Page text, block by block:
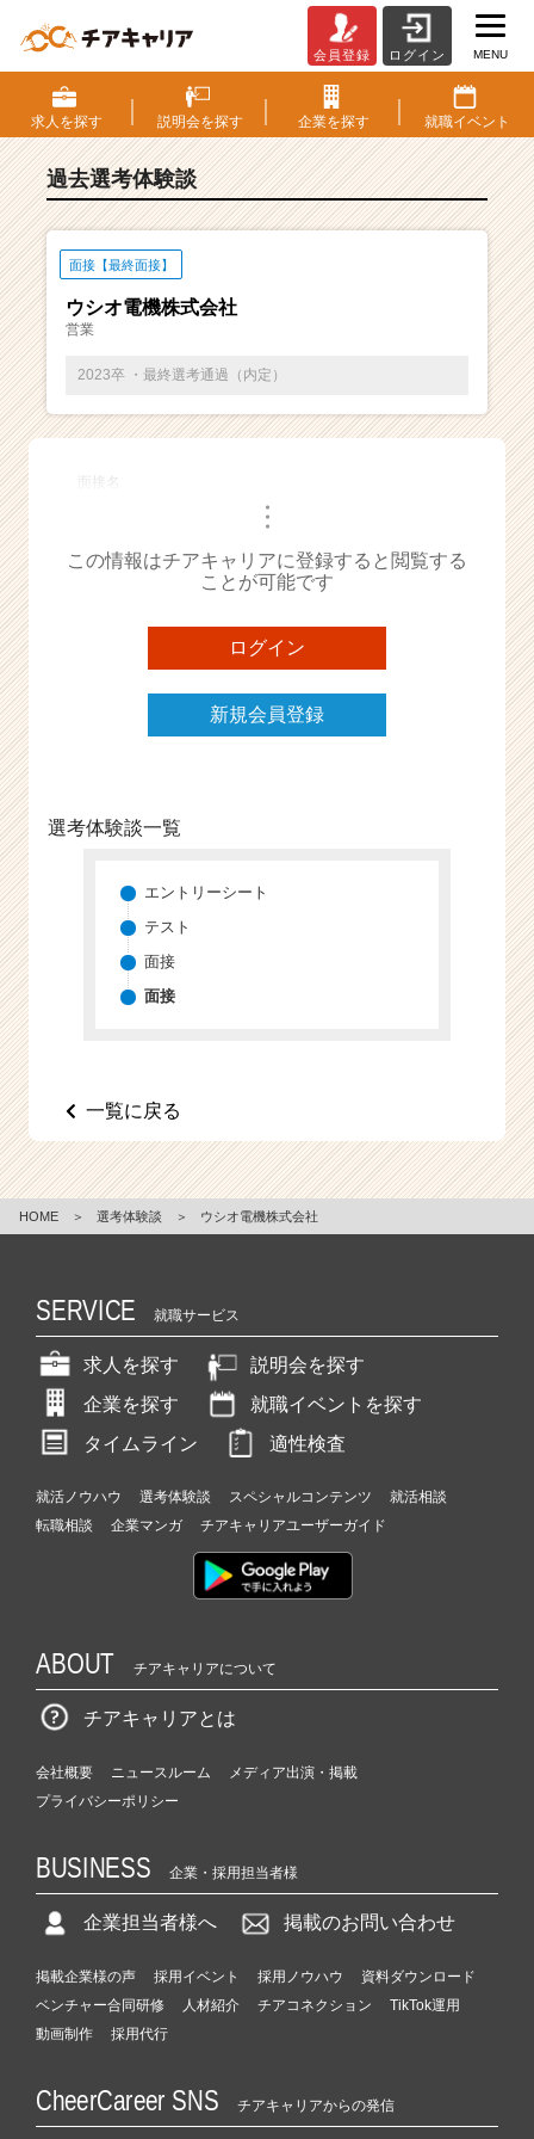
S・
選
考
験
ベ
チ
ー・
成
ら
ス
ト
が
届
く
チ
r
会員登録 ログイン MENU
求人を探す 説明会を探す 企業を探す 就職イベント
過去選考体験談
面接【最終面接】
ウシオ電機株式会社
営業
2023卒 ・最終選考通過（内定）
面接名
・・・
この情報はチアキャリアに登録すると閲覧する
ことが可能です
ログイン
新規会員登録
選考体験談一覧
エントリーシート
テスト
面接
面接
一覧に戻る
HOME ＞ 選考体験談 ＞ ウシオ電機株式会社
SERVICE 就職サービス
求人を探す
説明会を探す
企業を探す
就職イベントを探す
タイムライン
適性検査
就活ノウハウ 選考体験談 スペシャルコンテンツ
就活相談
転職相談
企業マンガ チアキャリアユーザーガイド
ABOUT チアキャリアについて
チアキャリアとは
会社概要 ニュースルーム
メディア出演・掲載
プライバシーポリシー
BUSINESS 企業・採用担当者様
企業担当者様へ 掲載のお問い合わせ
掲載企業様の声 採用イベント 採用ノウハウ
資料ダウンロード
ベンチャー合同研修
人材紹介 チアコネクション
TikTok運用
動画制作
採用代行
CheerCareer SNS チアキャリアからの発信